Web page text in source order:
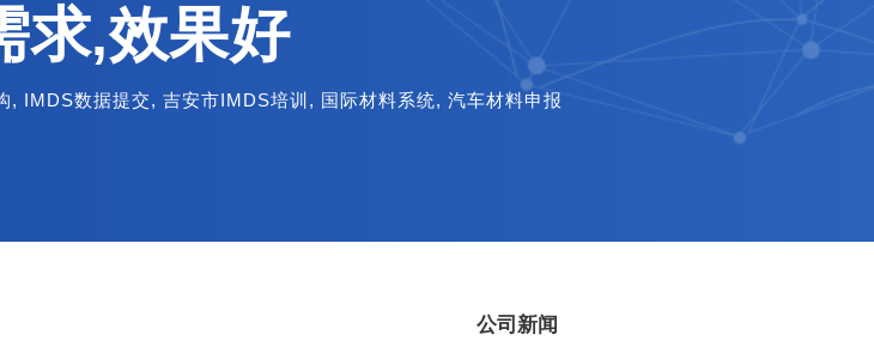
求,效果好
, IMDS数据提交, 吉安市IMDS培训 , 国际材料系统, 汽车材料申报
公司新闻